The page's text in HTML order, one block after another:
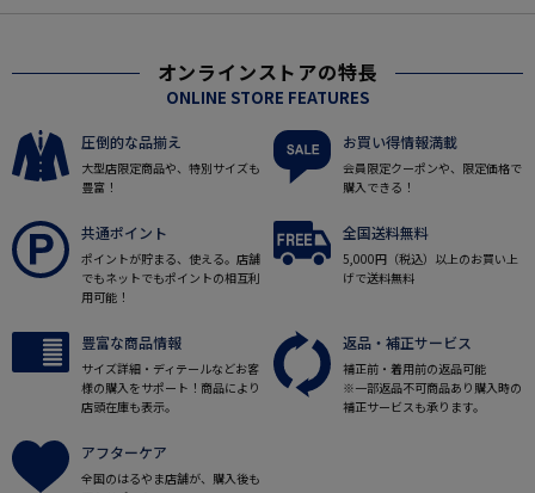
オンラインストアの特長
ONLINE STORE FEATURES
圧倒的な品揃え
大型店限定商品や、特別サイズも
豊富！
お買い得情報満載
会員限定クーポンや、限定価格で
購入できる！
共通ポイント
ポイントが貯まる、使える。店舗
でもネットでもポイントの相互利
用可能！
全国送料無料
5,000円（税込）以上のお買い上
げで送料無料
豊富な商品情報
サイズ詳細・ディテールなどお客
様の購入をサポート！商品により
店頭在庫も表示。
返品・補正サービス
補正前・着用前の返品可能
※一部返品不可商品あり購入時の
補正サービスも承ります。
アフターケア
全国のはるやま店舗が、購入後も